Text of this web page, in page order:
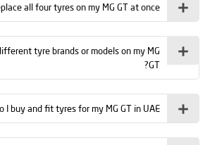
all four tyres on my MG GT at once?
tyre brands or models on my MG
GT?
I buy and fit tyres for my MG GT in UAE?